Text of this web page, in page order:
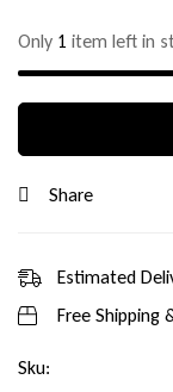
Only 1 item left in
Share
Estimated
Free Shipping
Sku: